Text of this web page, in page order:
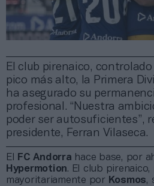
El club pirenaico, controlado
pico más alto, la Primera
ha asegurado su
profesional. “Nuestra
poder ser autosuficientes”,
presidente, Ferran Vilaseca.
El FC Andorra hace base, por
Hypermotion. El club
mayoritariamente por Kosmos,